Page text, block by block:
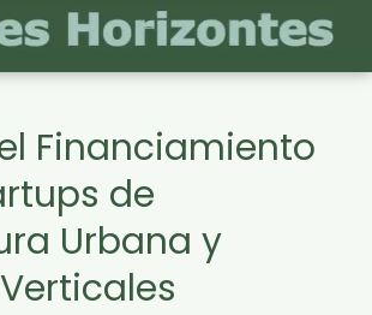
Financiamiento
de
Urbana y